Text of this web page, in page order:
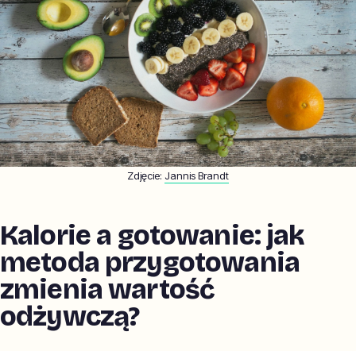
Zdjęcie: Jannis Brandt
Kalorie a gotowanie: jak
metoda przygotowania
zmienia wartość
odżywczą?